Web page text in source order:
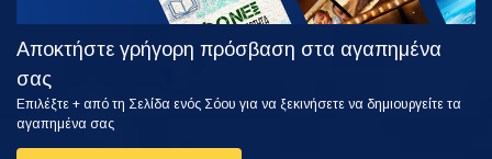
Αποκτήστε γρήγορη πρόσβαση στα αγαπημένα
σας
Επιλέξτε + από τη Σελίδα ενός Σόου για να ξεκινήσετε να δημιουργείτε τα
αγαπημένα σας